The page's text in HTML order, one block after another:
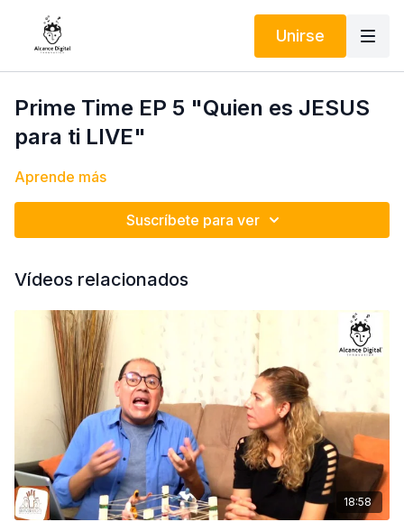
Unirse
Prime Time EP 5 "Quien es JESUS
para ti LIVE"
Aprende más
Suscríbete para ver
Vídeos relacionados
18:58